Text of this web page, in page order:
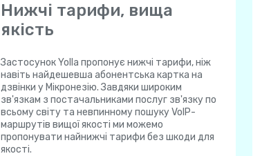
Нижчі тарифи, вища
якість
Застосунок Yolla пропонує нижчі тарифи, ніж
навіть найдешевша абонентська картка на
дзвінки у Мікронезію. Завдяки широким
зв'язкам з постачальниками послуг зв'язку по
всьому світу та невпинному пошуку VoIP-
маршрутів вищої якості ми можемо
пропонувати найнижчі тарифи без шкоди для
якості.